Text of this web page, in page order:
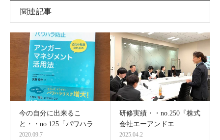
関連記事
今の自分に出来るこ
と・・no.125「パワハラ…
2020.09.7
研修実績・・no.250『株式
会社エーアンドエ…
2025.04.2